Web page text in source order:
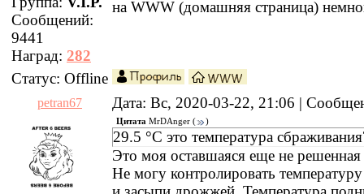
Сообщений:
9441
Наград: 282
на WWW (домашняя страница)
Статус: Offline
petran67 Дата: Вс, 2020-03-22, 21:06 |
Цитата MrDAnger ( )
29.5 °С это температура
Это моя оставшаяся еще не
Не могу контролировать температуру